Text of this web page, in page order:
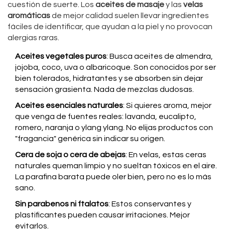
cuestión de suerte. Los aceites de masajey las velas
aromáticasde mejor calidad suelen llevar ingredientes
fáciles de identificar, que ayudan a la piel y no provocan
alergias raras.
Aceites vegetales puros: Busca aceites de almendra,
jojoba, coco, uva o albaricoque. Son conocidos por ser
bien tolerados, hidratantes y se absorben sin dejar
sensación grasienta. Nada de mezclas dudosas.
Aceites esenciales naturales: Si quieres aroma, mejor
que venga de fuentes reales: lavanda, eucalipto,
romero, naranja o ylang ylang. No elijas productos con
"fragancia" genérica sin indicar su origen.
Cera de soja o cera de abejas: En velas, estas ceras
naturales queman limpio y no sueltan tóxicos en el aire.
La parafina barata puede oler bien, pero no es lo más
sano.
Sin parabenos ni ftalatos: Estos conservantes y
plastificantes pueden causar irritaciones. Mejor
evitarlos.